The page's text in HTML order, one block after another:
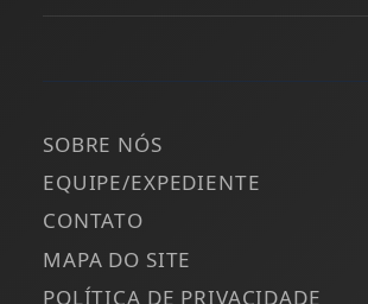
SOBRE NÓS
EQUIPE/EXPEDIENTE
CONTATO
MAPA DO SITE
POLÍTICA DE PRIVACIDADE